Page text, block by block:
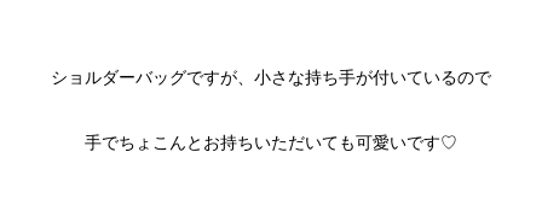
ショルダーバッグですが、小さな持ち手が付いているので
手でちょこんとお持ちいただいても可愛いです♡